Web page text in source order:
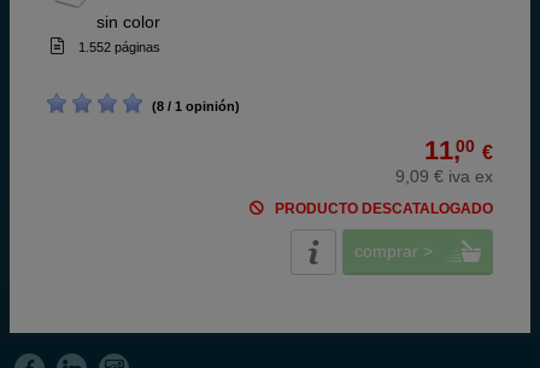
sin color
1.552 páginas
(8 / 1 opinión)
11,00 €
9,09 € iva ex
PRODUCTO DESCATALOGADO
comprar >